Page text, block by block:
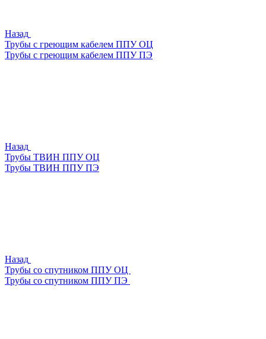
Назад
Трубы с греющим кабелем ППУ ОЦ
Трубы с греющим кабелем ППУ ПЭ
Назад
Трубы ТВИН ППУ ОЦ
Трубы ТВИН ППУ ПЭ
Назад
Трубы со спутником ППУ ОЦ
Трубы со спутником ППУ ПЭ